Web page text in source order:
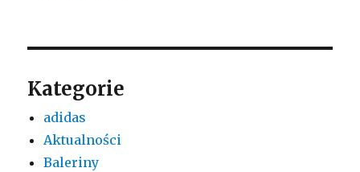
Kategorie
adidas
Aktualności
Baleriny